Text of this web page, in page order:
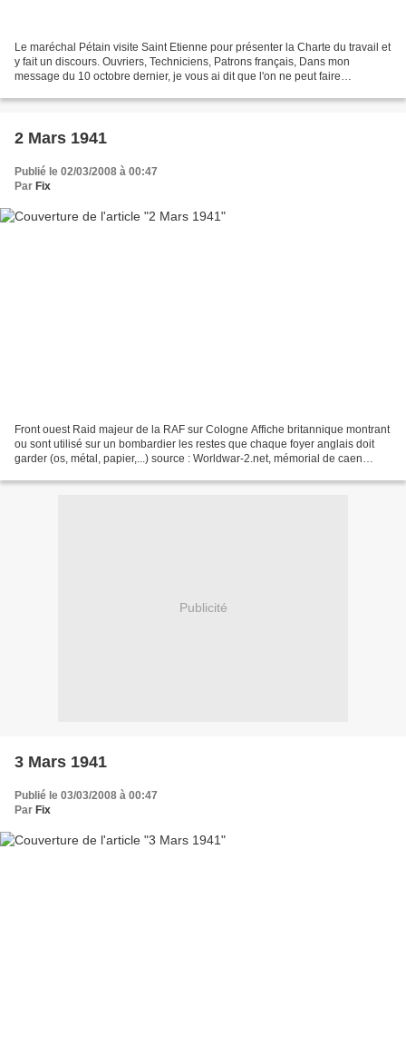
Le maréchal Pétain visite Saint Etienne pour présenter la Charte du travail et
y fait un discours. Ouvriers, Techniciens, Patrons français, Dans mon
message du 10 octobre dernier, je vous ai dit que l'on ne peut faire
2 Mars 1941
Publié le 02/03/2008 à 00:47
Par Fix
Front ouest Raid majeur de la RAF sur Cologne Affiche britannique montrant
ou sont utilisé sur un bombardier les restes que chaque foyer anglais doit
garder (os, métal, papier,...) source : Worldwar-2.net, mémorial de caen
Publicité
3 Mars 1941
Publié le 03/03/2008 à 00:47
Par Fix